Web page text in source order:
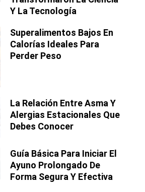
Y La Tecnología
Superalimentos Bajos En
Calorías Ideales Para
Perder Peso
La Relación Entre Asma Y
Alergias Estacionales Que
Debes Conocer
Guía Básica Para Iniciar El
Ayuno Prolongado De
Forma Segura Y Efectiva